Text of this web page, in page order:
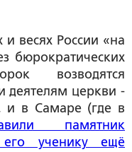
и весях России «на
бюрократических
возводятся
деятелям церкви -
и в Самаре (где в
памятник
ученику ещё